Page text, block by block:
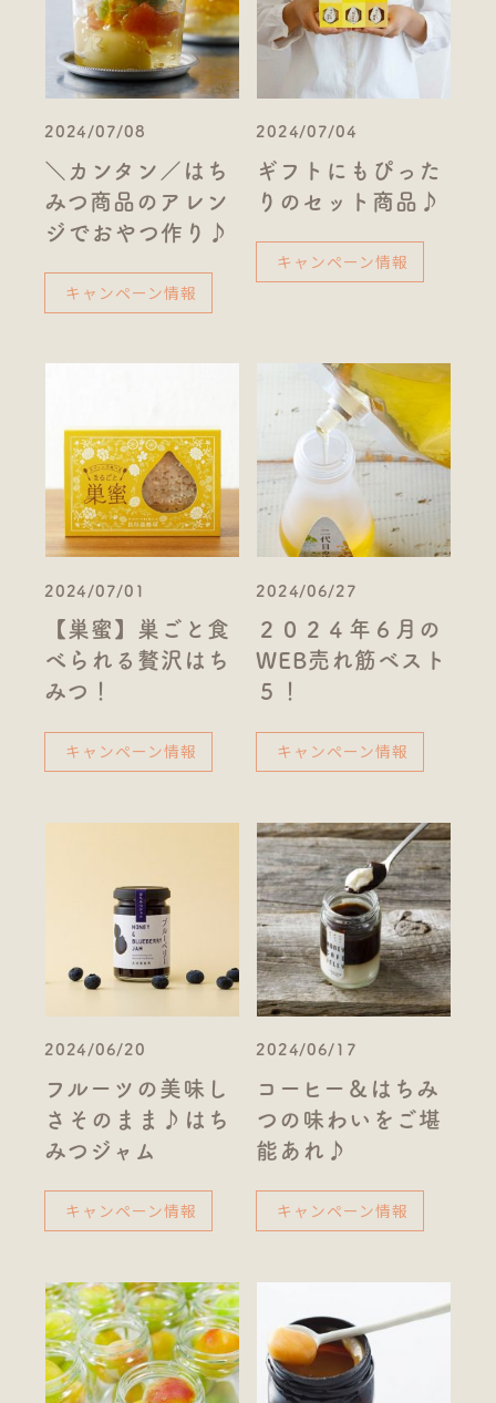
2024/07/08
＼カンタン／はち
みつ商品のアレン
ジでおやつ作り♪
キャンペーン情報
2024/07/04
ギフトにもぴった
りのセット商品♪
キャンペーン情報
2024/07/01
【巣蜜】巣ごと食
べられる贅沢はち
みつ！
キャンペーン情報
2024/06/27
２０２４年６月の
WEB売れ筋ベスト
５！
キャンペーン情報
2024/06/20
フルーツの美味し
さそのまま♪はち
みつジャム
キャンペーン情報
2024/06/17
コーヒー＆はちみ
つの味わいをご堪
能あれ♪
キャンペーン情報